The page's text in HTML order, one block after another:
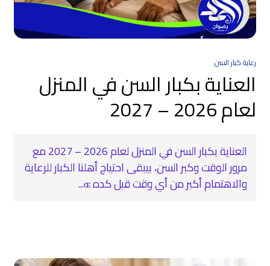
رعاية كبار السن
العناية بكبار السن في المنزل
لعام 2026 – 2027
العناية بكبار السن في المنزل لعام 2026 – 2027 مع
مرور الوقت وكبر السن، بيبقى احتياج أهلنا الكبار للرعاية
والاهتمام أكبر من أي وقت قبل كده ɶ...